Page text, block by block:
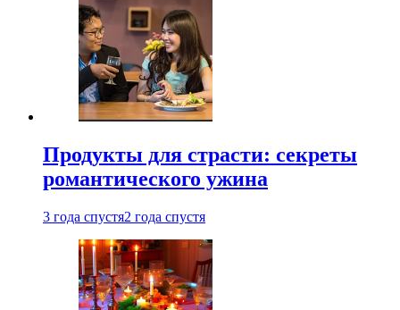
Продукты для страсти: секреты
романтического ужина
3 года спустя2 года спустя